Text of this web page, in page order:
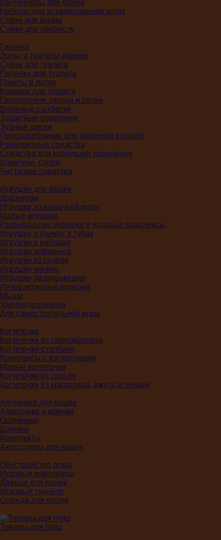
Контейнеры для корма
Наборы для вскармливания котят
Совки для корма
Сумки для лакомств
Гигиена
Лотки и туалеты-домики
Совки для туалета
Пеленки для туалета
Пакеты в лоток
Коврики для туалета
Поглотители запаха и пятен
Влажные салфетки
Защитные воротники
Зубные щетки
Приспособление для удаления клещей
Репелентные средства
Средства для коррекции поведения
Шампуни, спреи
Чистящие средства
Игрушки для кошек
Дразнилки
Игрушки из кошачьей мяты
Малые игрушки
Развивающие игрушки и игровые комплексы
Игрушки в банках и тубах
Игрушки в наборах
Игрушки зефирные
Игрушки из сизаля
Игрушки мягкие
Игрушки развивающие
Интерактивные игрушки
Мыши
Удочки-дразнилки
Для самостоятельной игры
Когтеточки
Когтеточки из гофрокартона
Когтеточки-столбики
Комплексы с когтеточками
Малые когтеточки
Когтеточки из сизаля
Когтеточки из ковролина, джута и пеньки
Амуниция для кошек
Адресники и маячки
Ошейники
Шлейки
Комплекты
Аксессуары для кошек
Обустройство дома
Игровые комплексы
Дверци для кошек
Игровые туннели
Одежда для кошек
Товары для птиц